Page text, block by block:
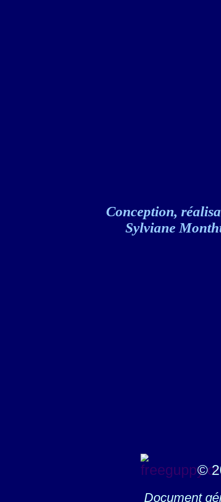
Conception,
Sylviane
©
Document